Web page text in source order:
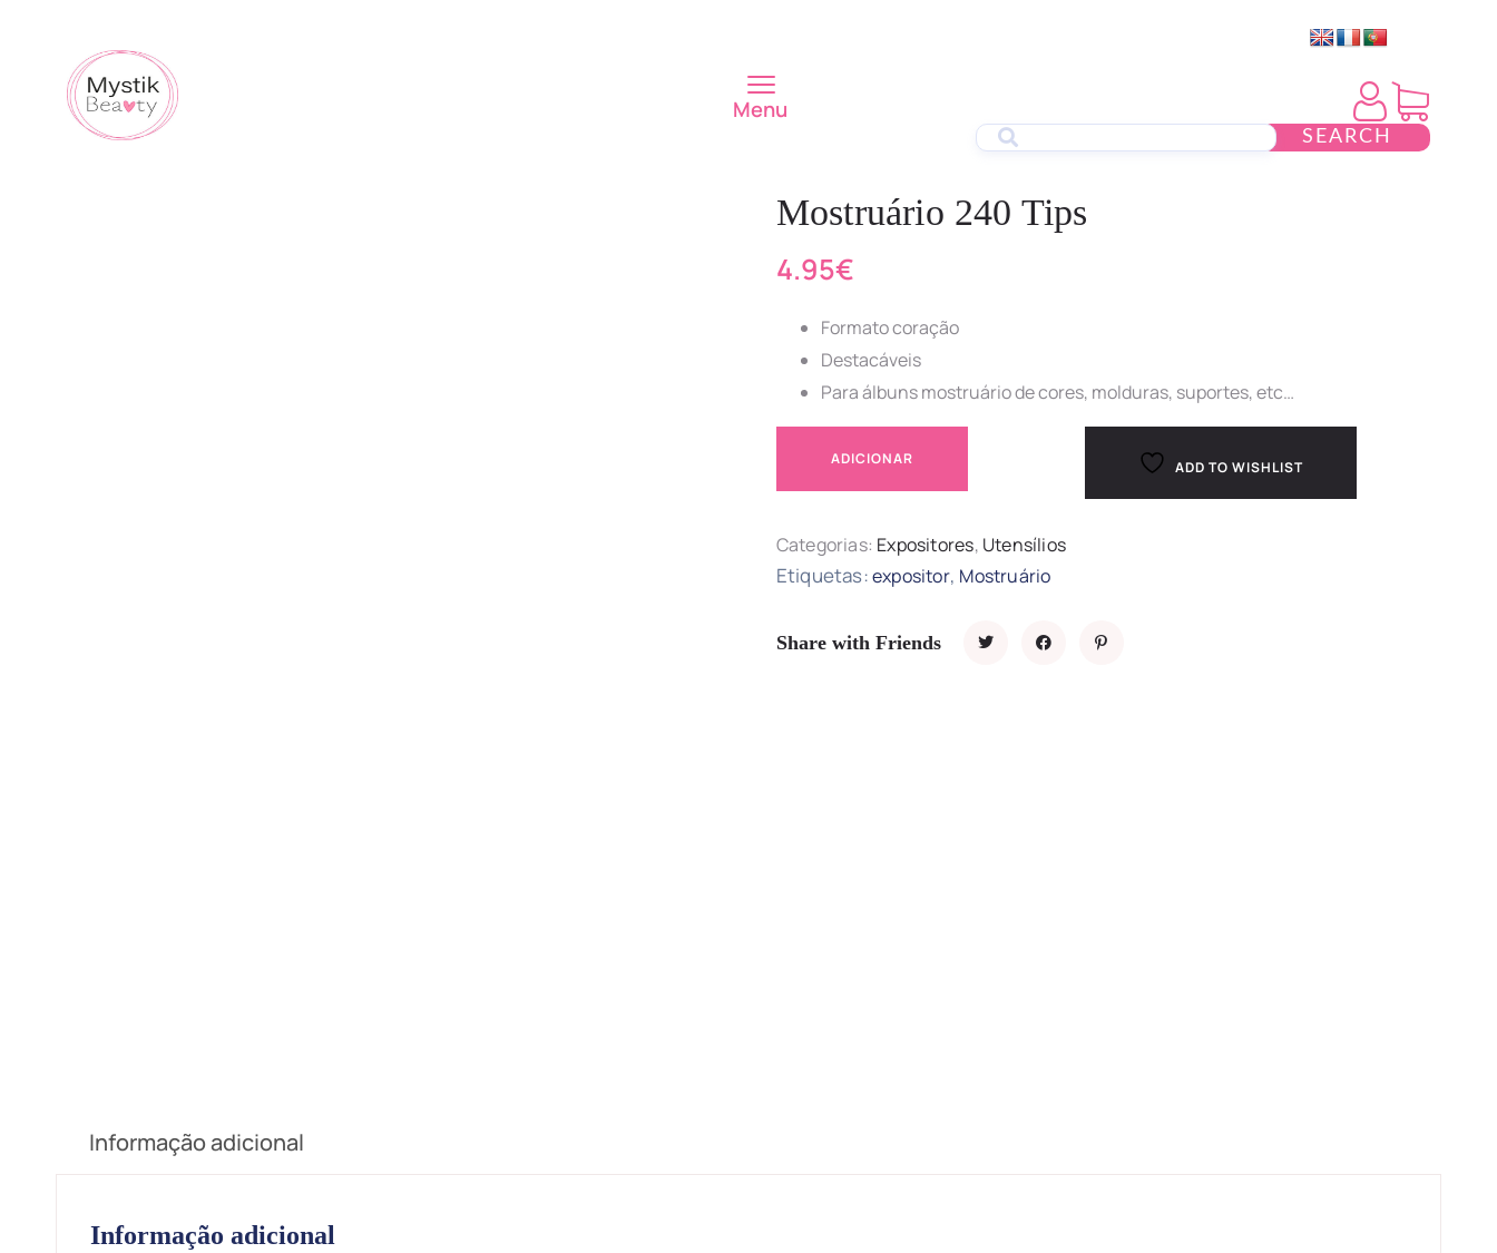
Menu
SEARCH
Mostruário 240 Tips
4.95€
Formato coração
Destacáveis
Para álbuns mostruário de cores, molduras, suportes, etc…
ADICIONAR ADD TO WISHLIST
Categorias: Expositores, Utensílios
Etiquetas:expositor, Mostruário
Share with Friends
Informação adicional
Informação adicional